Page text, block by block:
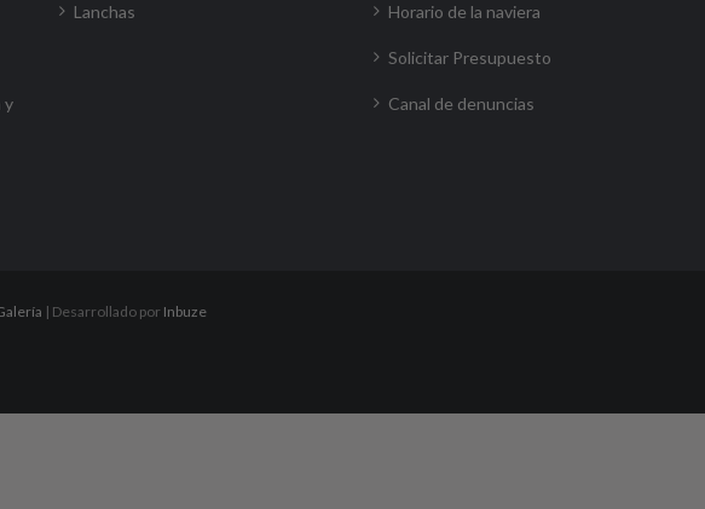
y
Lanchas Horario de la naviera
Solicitar Presupuesto
Canal de denuncias
| Desarrollado por Inbuze